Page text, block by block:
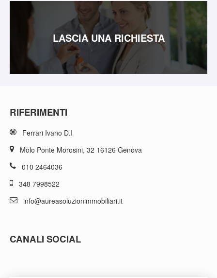
LASCIA UNA RICHIESTA
RIFERIMENTI
Ferrari Ivano D.I
Molo Ponte Morosini, 32 16126 Genova
010 2464036
348 7998522
info@aureasoluzionimmobiliari.it
CANALI SOCIAL